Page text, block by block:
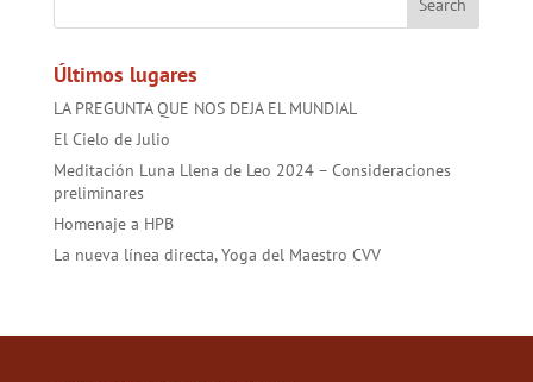
Últimos lugares
LA PREGUNTA QUE NOS DEJA EL MUNDIAL
El Cielo de Julio
Meditación Luna Llena de Leo 2024 – Consideraciones
preliminares
Homenaje a HPB
La nueva línea directa, Yoga del Maestro CVV